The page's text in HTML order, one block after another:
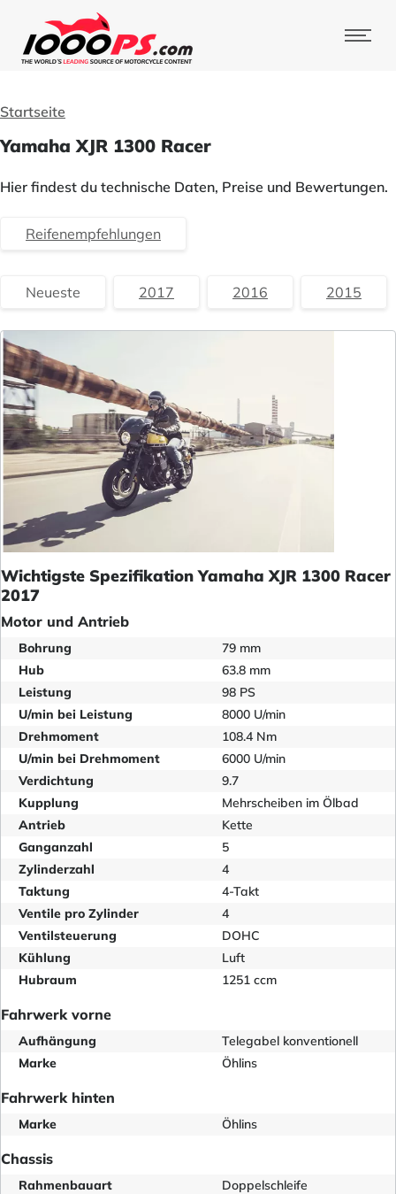
Startseite
Yamaha XJR 1300 Racer
Hier findest du technische Daten, Preise und Bewertungen.
Reifenempfehlungen
Neueste 2017 2016 2015
Wichtigste Spezifikation Yamaha XJR 1300 Racer
2017
Motor und Antrieb
Bohrung
79 mm
Hub
63.8 mm
Leistung
98 PS
U/min bei Leistung
8000 U/min
Drehmoment
108.4 Nm
U/min bei Drehmoment
6000 U/min
Verdichtung
9.7
Kupplung
Mehrscheiben im Ölbad
Antrieb
Kette
Ganganzahl
5
Zylinderzahl
4
Taktung
4-Takt
Ventile pro Zylinder
4
Ventilsteuerung
DOHC
Kühlung
Luft
Hubraum
1251 ccm
Fahrwerk vorne
Aufhängung
Telegabel konventionell
Marke
Öhlins
Fahrwerk hinten
Marke Öhlins
Chassis
Rahmenbauart Doppelschleife